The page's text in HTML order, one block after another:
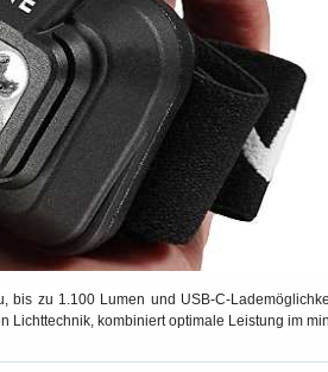
bis zu 1.100 Lumen und USB-C-
Lichttechnik, kombiniert optimale Leistung im